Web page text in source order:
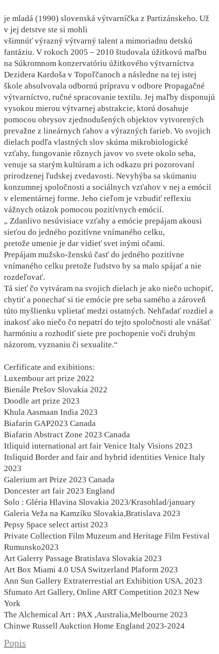
je mladá (1990) slovenská výtvarníčka z Partizánskeho. Už
v jej detstve ste si mohli
všimnúť výrazný výtvarný talent a mimoriadnu detskú
fantáziu. V rokoch 2005 – 2010 študovala úžitkovú maľbu
na Súkromnom konzervatóriu úžitkového výtvarníctva
Dezidera Kardoša v Topoľčanoch a následne na tej istej
škole absolvovala odbornú prípravu v odbore Propagačné
výtvarníctvo, ručné spracovanie textilu. Jej maľby disponujú
vysokou mierou výtvarnej abstrakcie, ktorú dosahuje
pomocou obrysov zjednodušených objektov vytvorených
prevažne z lineárnych ťahov a výrazných farieb. Vo svojich
dielach podľa vlastných slov skúma mikrobiologické
vzťahy, fungovanie rôznych javov vo svete okolo seba,
venuje sa starým kultúram a ich odkazu pri pozorovaní
prirodzenej ľudskej zvedavosti. Nevyhýba sa skúmaniu
konzumnej spoločnosti a sociálnych vzťahov v nej a emócií
v elementárnej forme. Jeho cieľom je vzbudiť reflexiu
vážnych otázok pomocou pozitívnych emócií.
„ Zdanlivo nesúvisiace vzťahy a emócie prepájam akousi
sieťou do jedného pozitívne vnímaného celku,
pretože umenie je dar vidieť svet inými očami.
Prepájam mužsko-ženskú časť do jedného pozitívne
vnímaného celku pretože ľudstvo by sa malo spájať a nie
rozdeľovať.
Tá sieť čo vytváram na svojich dielach je ako niečo uchopiť,
chytiť a ponechať si tie emócie pre seba samého a zároveň
túto myšlienku vplietať medzi ostatných. Nehľadať rozdiel a
inakosť ako niečo čo nepatrí do tejto spoločnosti ale vnášať
harmóniu a rozhodiť siete pre pochopenie voči druhým
názorom, vyznaniu či sexualite.“
Cerfificate and exibitions:
Luxembour art prize 2022
Bienále Prešov Slovakia 2022
Doodle art prize 2023
Khula Aasmaan India 2023
Biafarin GAP2023 Canada
Biafarin Abstract Zone 2023 Canada
Itliquid international art fair Venice Italy Visions 2023
Itsliquid Border and fair and hybrid identities Venice Italy
2023
Galerium art Prize 2023 Canada
Doncester art fair 2023 England
Solo : Gléria Hlavina Slovakia 2023/Krasohlad/january
Galeria Veža na Kamzíku Slovakia,Bratislava 2023
Pepsy Space select artist 2023
Private Collection Film Muzeum and Heritage Film Festival
Rumunsko2023
Art Galerry Passage Bratislava Slovakia 2023
Art Box Miami 4.0 USA Switzerland Plaform 2023
Ann Sun Gallery Extraterrestial art Exhibition USA, 2023
Sfumato Art Gallery, Online ART Competition 2023 New
York
The Alchemical Art : PAX ,Australia,Melbourne 2023
Chinwe Russell Aukction Home England 2023-2024
Popis